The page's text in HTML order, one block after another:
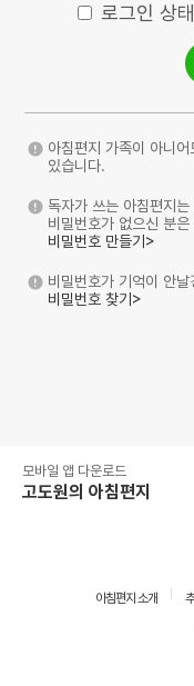
로그인 상
아침편지 가족이 아니
있습니다.
독자가 쓰는 아침편지
비밀번호가 없으신 분
비밀번호 만들기>
비밀번호가 기억이 안
비밀번호 찾기>
모바일 앱 다운로드
고도원의 아침편지
아침편지 소개